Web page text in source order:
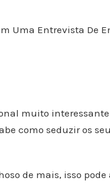
Uma Entrevista De
muito
como seduzir os
de mais, isso